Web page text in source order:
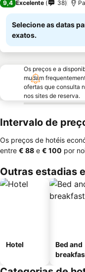
9,4 Excelente 38
Selecione as datas
exatos.
Os preços e a
mudam
ofertas que consulta
nos sites de reserva.
Intervalo de
Os preços de hotéis
entre ‎€ 88 e ‎€ 100 por
Outras estadias
Hotel
Bed and